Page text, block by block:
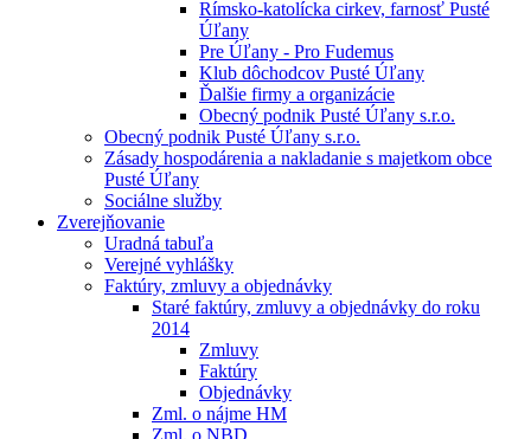
Rímsko-katolícka cirkev, farnosť Pusté
Úľany
Pre Úľany - Pro Fudemus
Klub dôchodcov Pusté Úľany
Ďalšie firmy a organizácie
Obecný podnik Pusté Úľany s.r.o.
Obecný podnik Pusté Úľany s.r.o.
Zásady hospodárenia a nakladanie s majetkom obce
Pusté Úľany
Sociálne služby
Zverejňovanie
Uradná tabuľa
Verejné vyhlášky
Faktúry, zmluvy a objednávky
Staré faktúry, zmluvy a objednávky do roku
2014
Zmluvy
Faktúry
Objednávky
Zml. o nájme HM
Zml. o NBD